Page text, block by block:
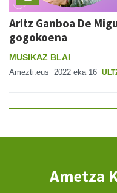
Aritz Ganboa De
gogokoena
MUSIKAZ BLAI
Amezti.eus 2022 eka 16
Ametza